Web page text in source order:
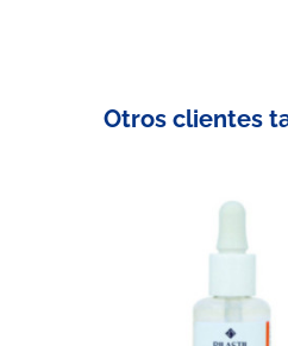
Otros clientes